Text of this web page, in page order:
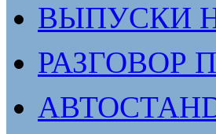
ВЫПУСКИ
РАЗГОВОР